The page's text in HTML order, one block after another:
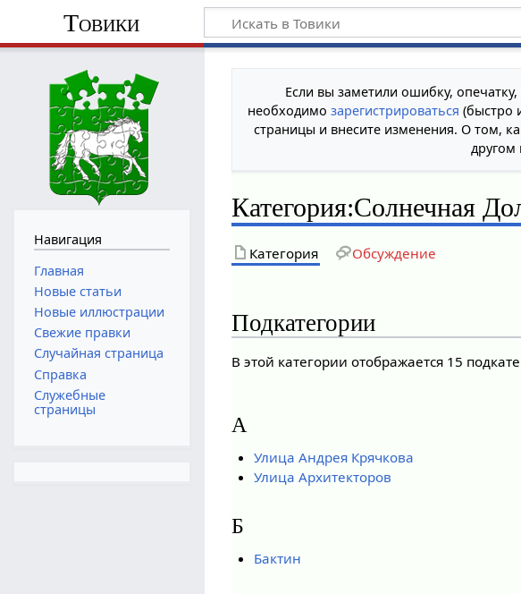
Товики
Если вы заметили ошибку,
необходимозарегистрироваться (быстро
страницы и внесите изменения. О том,
Категория:Солнечная
Категория Обсуждение
Подкатегории
В этой категории отображается 15
А
Улица Андрея Крячкова
Улица Архитекторов
Б
Бактин
Навигация
Главная
Новые статьи
Новые иллюстрации
Свежие правки
Случайная страница
Справка
Служебные
страницы